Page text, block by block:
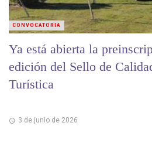
Ya está abierta la
edición del Sello de
Turística
3 de junio de 2026
CONVOCATORIA